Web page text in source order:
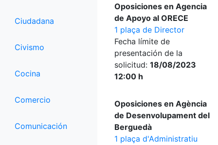
Ciudadana
Civismo
Cocina
Comercio
Comunicación
Oposiciones en Agencia
de Apoyo al ORECE
1 plaça de Director
Fecha límite de
presentación de la
solicitud: 18/08/2023
12:00 h
Oposiciones en Agència
de Desenvolupament del
Berguedà
1 plaça d'Administratiu